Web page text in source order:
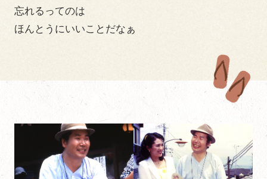
忘れるってのは
ほんとうにいいことだなぁ